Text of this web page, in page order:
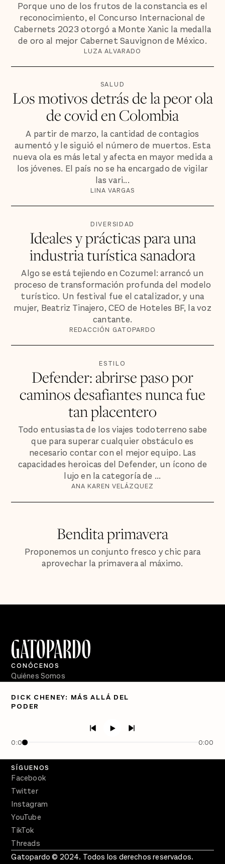
Porque uno de los frutos de la constancia es el
reconocimiento, el Concurso Internacional de
Cabernets 2023 otorgó a Monte Xanic la medalla
de oro al mejor Cabernet Sauvignon de México.
LUZA ALVARADO
SALUD
Los motivos detrás de la peor ola
de covid en Colombia
A partir de marzo, la cantidad de contagios
aumentó y le siguió el número de muertos. Esta
nueva ola es más letal y afecta en mayor medida a
los jóvenes. El país no se ha encargado de vigilar
las vari...
LINA VARGAS
DIVERSIDAD
Ideales y prácticas para una
industria turística sanadora
Algo se está tejiendo en Cozumel: arrancó un
proceso de transformación profunda del modelo
turístico. Un festival fue el catalizador, y una
mujer, Beatriz Tinajero, CEO de Hoteles BF, la voz
cantante.
REDACCIÓN GATOPARDO
ESTILO
Defender: abrirse paso por
caminos desafiantes nunca fue
tan placentero
Todo entusiasta de los viajes todoterreno sabe
que para superar cualquier obstáculo es
necesario contar con el mejor equipo. Las
capacidades heroicas del Defender, un ícono de
lujo en la categoría de ...
ANA KAREN VELÁZQUEZ
Bendita primavera
Proponemos un conjunto fresco y chic para
aprovechar la primavera al máximo.
DICK CHENEY: MÁS ALLÁ DEL
PODER
0:00 0:00
CONÓCENOS
Quiénes Somos
PÓDCASTS
Crecer en Distopía
SÍGUENOS
Facebook
Twitter
Instagram
YouTube
TikTok
Threads
Gatopardo © 2024. Todos los derechos reservados.